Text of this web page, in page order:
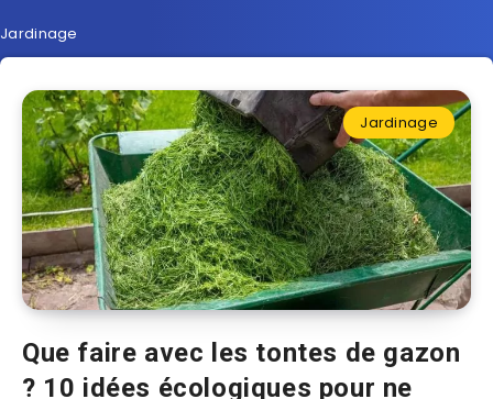
Jardinage
Jardinage
Que faire avec les tontes de gazon
? 10 idées écologiques pour ne